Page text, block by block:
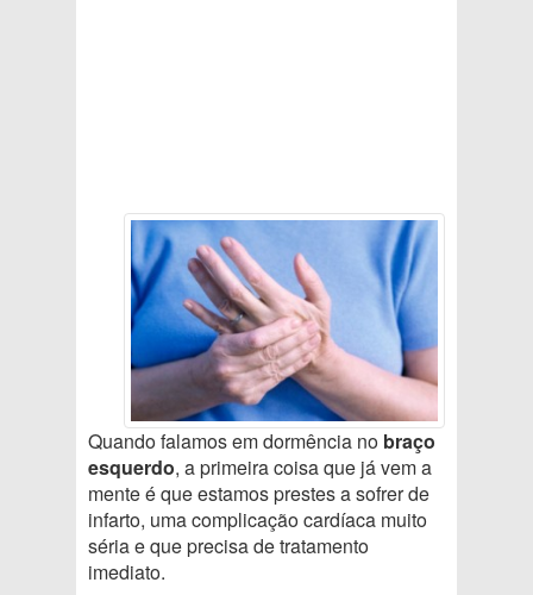
Quando falamos em dormência no braço
esquerdo, a primeira coisa que já vem a
mente é que estamos prestes a sofrer de
infarto, uma complicação cardíaca muito
séria e que precisa de tratamento
imediato.